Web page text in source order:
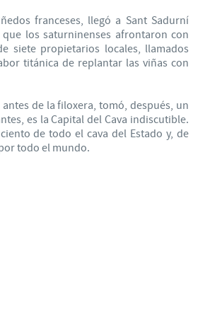
franceses, llegó a Sant Sadurní
los saturninenses afrontaron con
siete propietarios locales, llamados
titánica de replantar las viñas con
de la filoxera, tomó, después, un
es la Capital del Cava indiscutible.
de todo el cava del Estado y, de
todo el mundo.